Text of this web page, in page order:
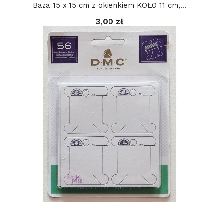
Baza 15 x 15 cm z okienkiem KOŁO 11 cm,...
3,00 zł